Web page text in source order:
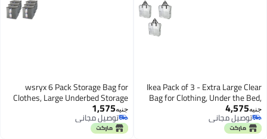
Ikea Pack of 3 - Extra Large
Bag for Clothing, Under the
Garage Storage,4,575
توصيل مجاني
توصيل مجاني
wsryx 6 Pack Storage Bag for
Clothes, Large Underbed Storage
Box with Zips, Foldable With Clear
Window Organiser Bags for
Comforter Clothes Duvet Blankets
جنيه1,575
توصيل مجاني
توصيل مجاني